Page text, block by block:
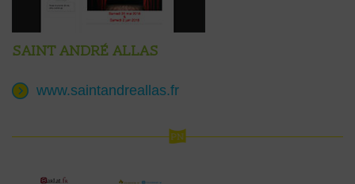
Saint André Allas
www.saintandreallas.fr